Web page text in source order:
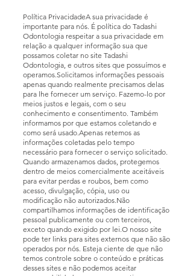
Política PrivacidadeA sua privacidade é
importante para nós. É política do Tadashi
Odontologia respeitar a sua privacidade em
relação a qualquer informação sua que
possamos coletar no site Tadashi
Odontologia, e outros sites que possuímos e
operamos.Solicitamos informações pessoais
apenas quando realmente precisamos delas
para lhe fornecer um serviço. Fazemo-lo por
meios justos e legais, com o seu
conhecimento e consentimento. Também
informamos por que estamos coletando e
como será usado.Apenas retemos as
informações coletadas pelo tempo
necessário para fornecer o serviço solicitado.
Quando armazenamos dados, protegemos
dentro de meios comercialmente aceitáveis ​​
para evitar perdas e roubos, bem como
acesso, divulgação, cópia, uso ou
modificação não autorizados.Não
compartilhamos informações de identificação
pessoal publicamente ou com terceiros,
exceto quando exigido por lei.O nosso site
pode ter links para sites externos que não são
operados por nós. Esteja ciente de que não
temos controle sobre o conteúdo e práticas
desses sites e não podemos aceitar